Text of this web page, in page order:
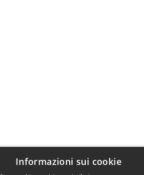
Informazioni sui cookie